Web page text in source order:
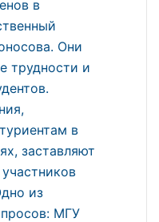
в
Они
трудности и
в
заставляют
из
МГУ